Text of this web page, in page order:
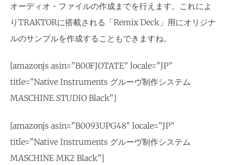
オーディオ・ファイルの作成までを行えます。これによ
りTRAKTORに搭載される「Remix Deck」用にオリジナ
ルのサンプルを作成することもできますね。
[amazonjs asin=”B00FJOTATE” locale=”JP”
title=”Native Instruments グルーヴ制作システム
MASCHINE STUDIO Black”]
[amazonjs asin=”B0093UPG48″ locale=”JP”
title=”Native Instruments グルーヴ制作システム
MASCHINE MK2 Black”]